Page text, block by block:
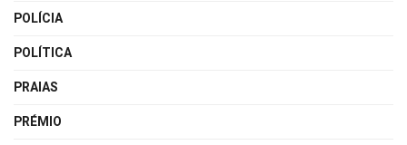
POLÍCIA
POLÍTICA
PRAIAS
PRÉMIO